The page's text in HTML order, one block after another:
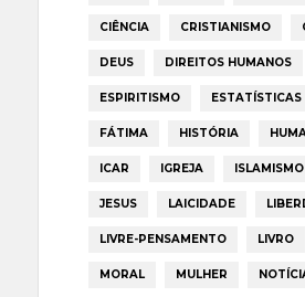
CIÊNCIA CRISTIANISMO
DEUS DIREITOS HUMANOS
ESPIRITISMO ESTATÍSTICAS
FÁTIMA HISTÓRIA
ICAR IGREJA ISLAMISMO
JESUS LAICIDADE
LIVRE-PENSAMENTO LIVRO
MORAL MULHER